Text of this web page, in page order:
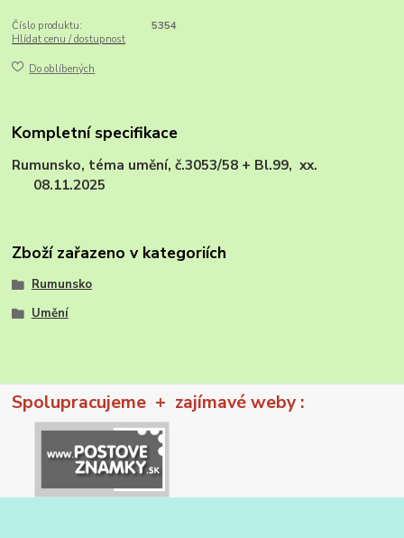
Číslo produktu:
5354
Hlídat cenu / dostupnost
Do oblíbených
Kompletní specifikace
Rumunsko, téma umění, č.3053/58 + Bl.99, xx.
08.11.2025
Zboží zařazeno v kategoriích
Rumunsko
Umění
Spolupracujeme + zajímavé weby :